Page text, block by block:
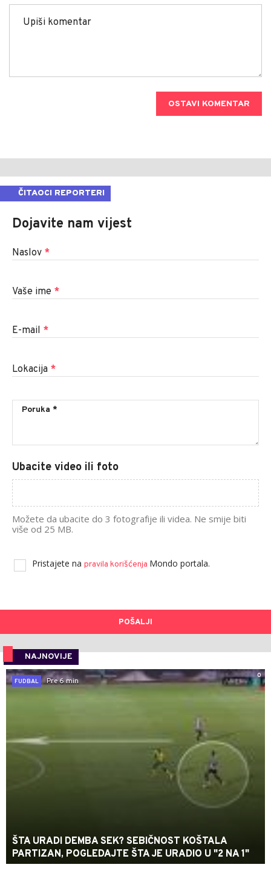
OSTAVI KOMENTAR
ČITAOCI REPORTERI
Dojavite nam vijest
Naslov *
Vaše ime *
E-mail *
Lokacija *
Ubacite video ili foto
Možete da ubacite do 3 fotografije ili videa. Ne smije biti
više od 25 MB.
Pristajete na pravila korišćenja Mondo portala.
POŠALJI
NAJNOVIJE
0
FUDBAL
Pre 6 min
ŠTA URADI DEMBA SEK? SEBIČNOST KOŠTALA
PARTIZAN, POGLEDAJTE ŠTA JE URADIO U "2 NA 1"